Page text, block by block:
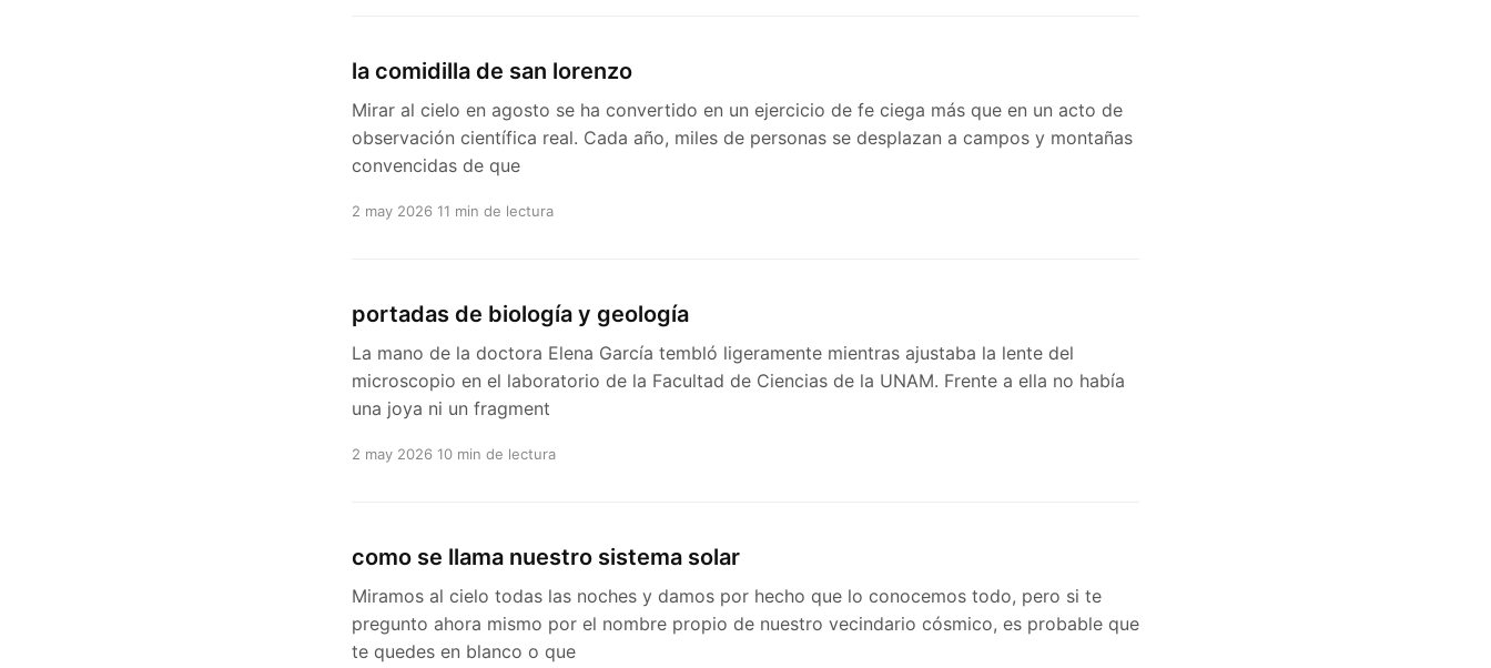
la comidilla de san lorenzo
Mirar al cielo en agosto se ha convertido en un ejercicio de fe ciega más que en un acto de
observación científica real. Cada año, miles de personas se desplazan a campos y montañas
convencidas de que
2 may 2026 11 min de lectura
portadas de biología y geología
La mano de la doctora Elena García tembló ligeramente mientras ajustaba la lente del
microscopio en el laboratorio de la Facultad de Ciencias de la UNAM. Frente a ella no había
una joya ni un fragment
2 may 2026 10 min de lectura
como se llama nuestro sistema solar
Miramos al cielo todas las noches y damos por hecho que lo conocemos todo, pero si te
pregunto ahora mismo por el nombre propio de nuestro vecindario cósmico, es probable que
te quedes en blanco o que